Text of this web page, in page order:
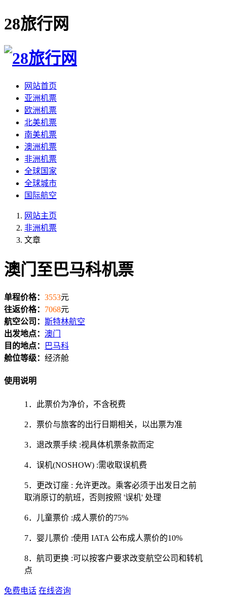
28旅行网
网站首页
亚洲机票
欧洲机票
北美机票
南美机票
澳洲机票
非洲机票
全球国家
全球城市
国际航空
网站主页
非洲机票
文章
澳门至巴马科机票
单程价格： 3553元
往返价格： 7068元
航空公司： 斯特林航空
出发地点： 澳门
目的地点：
巴马科
舱位等级： 经济舱
使用说明
1．此票价为净价，不含税费
2．票价与旅客的出行日期相关，以出票为准
3．退改票手续 :视具体机票条款而定
4．误机(NOSHOW) :需收取误机费
5．更改订座 : 允许更改。乘客必须于出发日之前
取消原订的航班，否则按照 '误机' 处理
6．儿童票价 :成人票价的75%
7．婴儿票价 :使用 IATA 公布成人票价的10%
8．航司更换 :可以按客户要求改变航空公司和转机
点
免费电话 在线咨询